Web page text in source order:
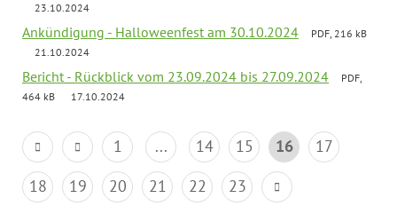
23.10.2024
Ankündigung - Halloweenfest am 30.10.2024
PDF, 216 kB
21.10.2024
Bericht - Rückblick vom 23.09.2024 bis 27.09.2024
PDF,
464 kB
17.10.2024
1 ... 14 15 16
17
18
19 20 21 22 23